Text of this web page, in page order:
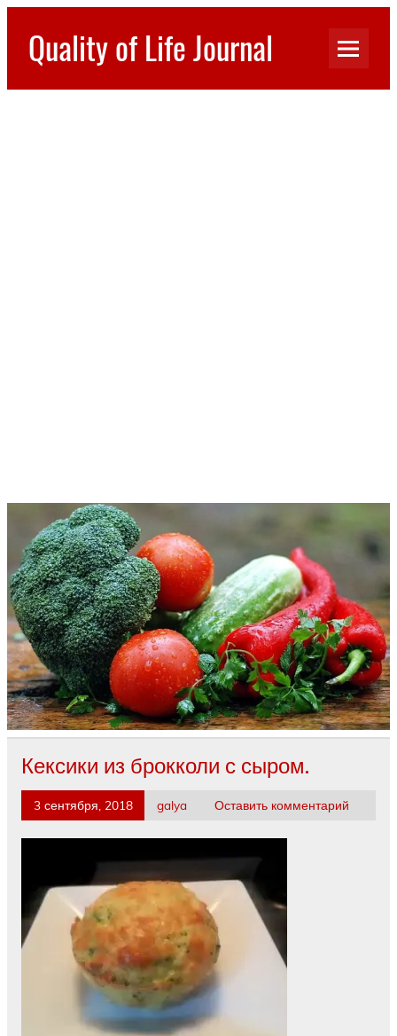
Перейти
содержимому
Quality of Life Journal
Кексики из брокколи с сыром.
3 сентября, 2018 galya Оставить комментарий